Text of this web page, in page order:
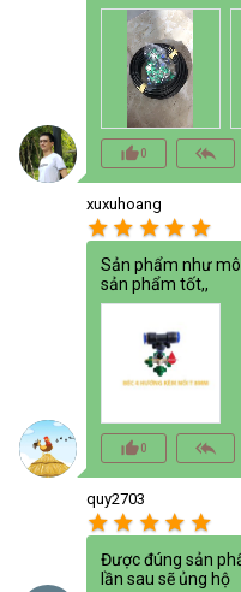
thumb_up_alt0 reply_all
xuxuhoang
star star star star star
Sản phẩm như
sản phẩm tốt,,
thumb_up_alt0 reply_all
quy2703
star star star star star
Được đúng sản
lần sau sẽ ủng hộ